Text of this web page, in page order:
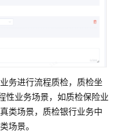
务进行流程质检，质检坐
性业务场景，如质检保险业
类场景，质检银行业务中
场景。